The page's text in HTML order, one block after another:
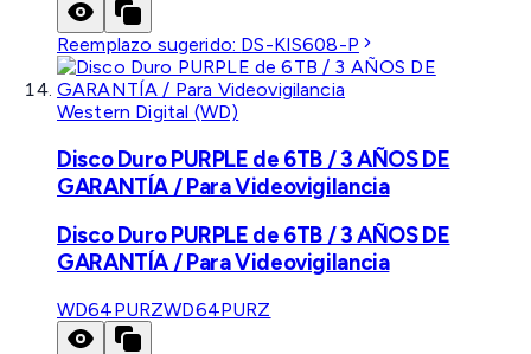
Reemplazo sugerido: DS-KIS608-P
Western Digital (WD)
Disco Duro PURPLE de 6TB / 3 AÑOS DE
GARANTÍA / Para Videovigilancia
Disco Duro PURPLE de 6TB / 3 AÑOS DE
GARANTÍA / Para Videovigilancia
WD64PURZWD64PURZ